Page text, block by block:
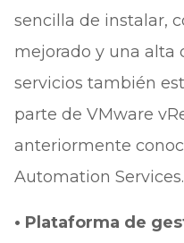
sencilla de instalar,
mejorado y una alta
servicios también
parte de VMware
anteriormente
Automation Services.
• Plataforma de